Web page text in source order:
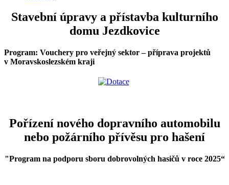
Stavební úpravy a přístavba kulturního
domu Jezdkovice
Program: Vouchery pro veřejný sektor – příprava projektů
v Moravskoslezském kraji
Pořízení nového dopravního automobilu
nebo požárního přívěsu pro hašení
"Program na podporu sboru dobrovolných hasičů v roce 2025“